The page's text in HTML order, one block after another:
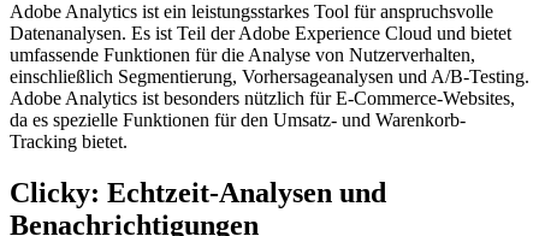
Adobe Analytics ist ein leistungsstarkes Tool für anspruchsvolle
Datenanalysen. Es ist Teil der Adobe Experience Cloud und bietet
umfassende Funktionen für die Analyse von Nutzerverhalten,
einschließlich Segmentierung, Vorhersageanalysen und A/B-Testing.
Adobe Analytics ist besonders nützlich für E-Commerce-Websites,
da es spezielle Funktionen für den Umsatz- und Warenkorb-
Tracking bietet.
Clicky: Echtzeit-Analysen und
Benachrichtigungen